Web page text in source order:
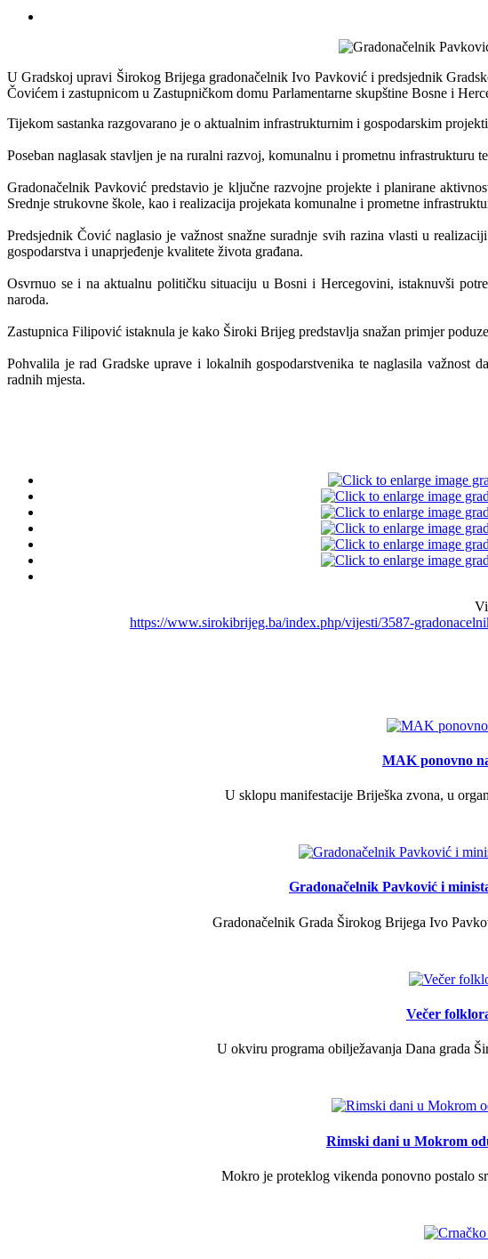
U Gradskoj upravi Širokog Brijega gradonačelnik Ivo Pavković i predsjednik
Čovićem i zastupnicom u Zastupničkom domu Parlamentarne skupštine Bosne i
Tijekom sastanka razgovarano je o aktualnim infrastrukturnim i gospodarskim
Poseban naglasak stavljen je na ruralni razvoj, komunalnu i prometnu infrastrukturu
Gradonačelnik Pavković predstavio je ključne razvojne projekte i planirane
Srednje strukovne škole, kao i realizacija projekata komunalne i prometne
Predsjednik Čović naglasio je važnost snažne suradnje svih razina vlasti u
gospodarstva i unaprjeđenje kvalitete života građana.
Osvrnuo se i na aktualnu političku situaciju u Bosni i Hercegovini, istaknuvši
naroda.
Zastupnica Filipović istaknula je kako Široki Brijeg predstavlja snažan primjer
Pohvalila je rad Gradske uprave i lokalnih gospodarstvenika te naglasila važnost
radnih mjesta.
https://www.sirokibrijeg.ba/index.php/vijesti/3587-
MAK ponovno
U sklopu manifestacije Briješka zvona, u
Gradonačelnik Pavković i
Gradonačelnik Grada Širokog Brijega Ivo
Večer
U okviru programa obilježavanja Dana grada
Rimski dani u Mokrom
Mokro je proteklog vikenda ponovno postalo